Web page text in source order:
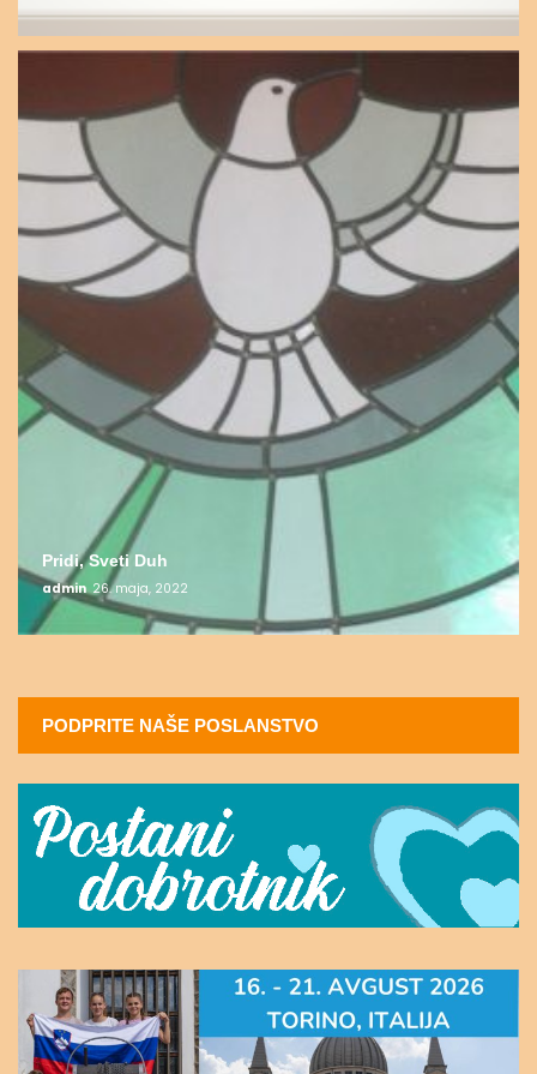
Pridi, Sveti Duh
admin 26. maja, 2022
PODPRITE NAŠE POSLANSTVO